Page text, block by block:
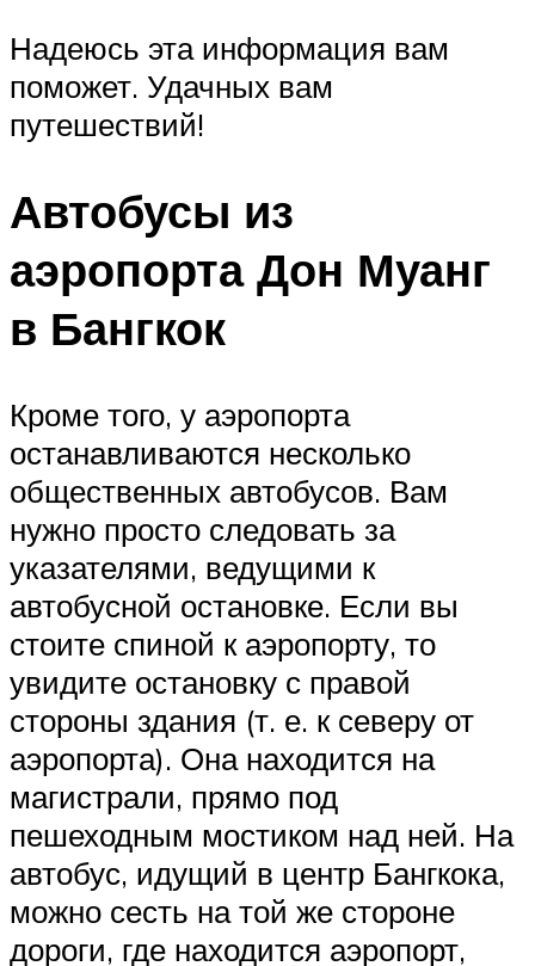
Надеюсь эта информация вам
поможет. Удачных вам
путешествий!
Автобусы из
аэропорта Дон Муанг
в Бангкок
Кроме того, у аэропорта
останавливаются несколько
общественных автобусов. Вам
нужно просто следовать за
указателями, ведущими к
автобусной остановке. Если вы
стоите спиной к аэропорту, то
увидите остановку с правой
стороны здания (т. е. к северу от
аэропорта). Она находится на
магистрали, прямо под
пешеходным мостиком над ней. На
автобус, идущий в центр Бангкока,
можно сесть на той же стороне
дороги, где находится аэропорт,